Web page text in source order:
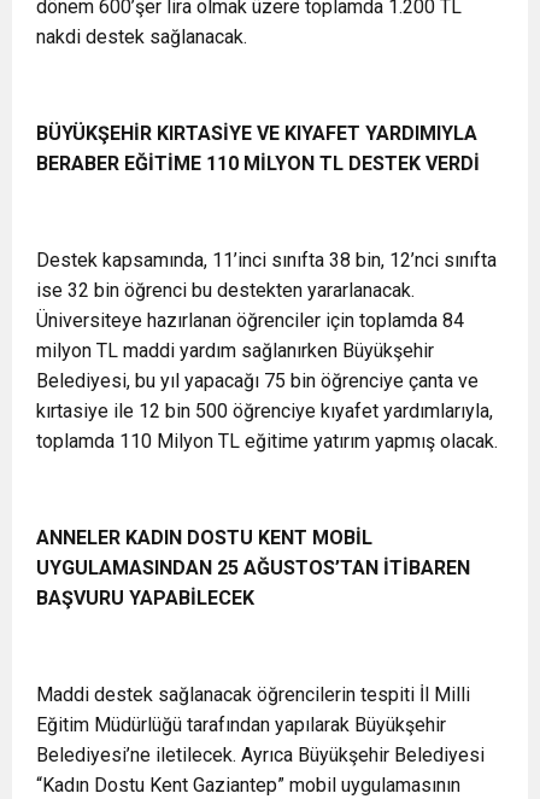
dönem 600’şer lira olmak üzere toplamda 1.200 TL
nakdi destek sağlanacak.
BÜYÜKŞEHİR KIRTASİYE VE KIYAFET YARDIMIYLA
BERABER EĞİTİME 110 MİLYON TL DESTEK VERDİ
Destek kapsamında, 11’inci sınıfta 38 bin, 12’nci sınıfta
ise 32 bin öğrenci bu destekten yararlanacak.
Üniversiteye hazırlanan öğrenciler için toplamda 84
milyon TL maddi yardım sağlanırken Büyükşehir
Belediyesi, bu yıl yapacağı 75 bin öğrenciye çanta ve
kırtasiye ile 12 bin 500 öğrenciye kıyafet yardımlarıyla,
toplamda 110 Milyon TL eğitime yatırım yapmış olacak.
ANNELER KADIN DOSTU KENT MOBİL
UYGULAMASINDAN 25 AĞUSTOS’TAN İTİBAREN
BAŞVURU YAPABİLECEK
Maddi destek sağlanacak öğrencilerin tespiti İl Milli
Eğitim Müdürlüğü tarafından yapılarak Büyükşehir
Belediyesi’ne iletilecek. Ayrıca Büyükşehir Belediyesi
“Kadın Dostu Kent Gaziantep” mobil uygulamasının